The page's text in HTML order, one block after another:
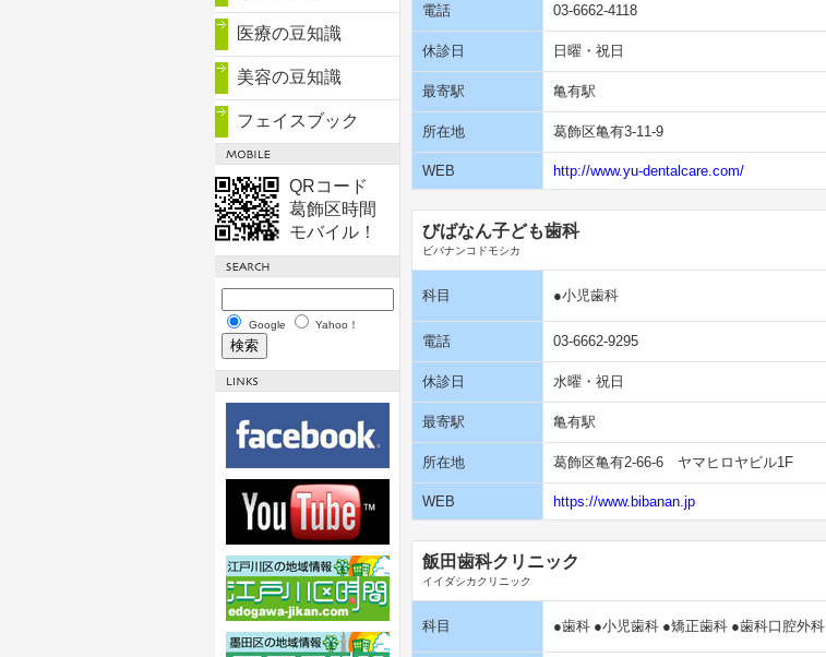
医療の豆知識
美容の豆知識
フェイスブック
QRコード
葛飾区時間
モバイル！
Google Yahoo！
電話 03-6662-4118
休診日 日曜・祝日
最寄駅 亀有駅
所在地 葛飾区亀有3-11-9
WEB http://www.yu-dentalcare.com/
びばなん子ども歯科
ビバナンコドモシカ
科目 ●小児歯科
電話 03-6662-9295
休診日 水曜・祝日
最寄駅 亀有駅
所在地 葛飾区亀有2-66-6 ヤマヒロヤビル1F
WEB https://www.bibanan.jp
飯田歯科クリニック
イイダシカクリニック
科目 ●歯科 ●小児歯科 ●矯正歯科 ●歯科口腔外科